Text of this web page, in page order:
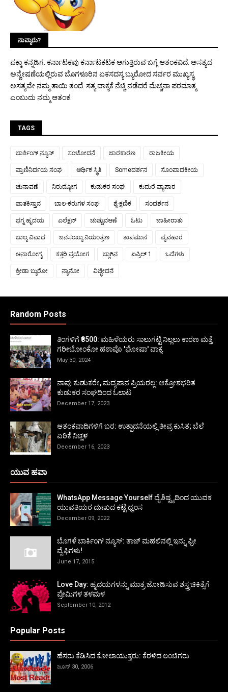
ನಾವ್ಯಾರು?
ಪಕ್ಕಾ ಕನ್ನಡಿಗ. ಕರ್ನಾಟಕವು ಕರ್ನಾಟಕಟಕ ಆಗುತ್ತಿರುವ ಬಗ್ಗೆ ಆತಂಕವಿದೆ. ಅಸತ್ಯದ
ಅನ್ವೇಷಣೆಯಲ್ಲಿರುವ ಬೊಗಳೂರಿನ ಏಕಸದಸ್ಯ ಬ್ಯುರೋದ ಸರ್ವರ ಮುಖ್ಯಸ್ಥ.
ಅಸತ್ಯವೇ ನಮ್ಮ ತಾಯಿ ತಂದೆ. ಸತ್ಯ ವಾಕ್ಯಕೆ ನೆಚ್ಚಿ ನಡೆದರೆ ಮೆಚ್ಚನಾ ಪರಮಾತ್ಮ
ಎಂಬುದು ನಮ್ಮ ಆತಂಕ.
TAGS
ಬಾರ್ಕಿಂಗ್ ನ್ಯೂಸ್ ಸಂಚೋದನೆ ಜಾರಕಾರಣ ರಾಜಕೀಯ
ಪ್ರಾಣಿನಿರ್ದಯ ಸಂಘ ಆರ್ಥಿಕ ಸ್ಥಿತಿ Someದರ್ಶನ ಸೊಂಪಾದಕೀಯ
ಚುನಾವಣೆ ನಿರುದ್ಯೋಗ ಕುಡುಕರ ಸಂಘ ಕುದುರೆ ವ್ಯಾಪಾರ
ಪಾತಕಿಸ್ತಾನ ಬಾಲ-ಕರುಗಳ ಸಂಘ ಶೈ-ಕ್ಷಣಿಕ ಸಂದರ್ಶನ
ಭಗ್ನ ಹೃದಯ ಎಲೆಕ್ಷನ್ ಚುಚ್ಚುವಆಣೆ ಓಟು ಜಾಹೀರಾತು
ಬಾಲ್ಯ ವಿವಾದ ಜನಸಂಖ್ಯಾ ನಿಯಂತ್ರಣ ತಾಪಮಾನ ವ್ಯವಹಾರ
ಅನಾರೋಗ್ಯ ಕತ್ತರಿ ಪ್ರಯೋಗ ಬ್ಲಾಗಿನ ಏಪ್ರಿಲ್ 1 ಒದೆಗಳು
ಕ್ರೀಡಾ ಬ್ಯುರೋ ನ್ಯಾನೋ ವಿಚ್ಛೇದನೆ
Random Posts
ತಿಂಗಳಿಗೆ ₹8500: ಮಹಿಳೆಯರು ಸಾಲುಗಟ್ಟಿ ನಿಲ್ಲಲು ಕಾರಣ ಮತ್ತೆ
ಗರೀಬೋಂಕೋ ಹಠಾವೊ 'ಘೋಷಾ' ವಾಕ್ಯ
May 30, 2024
ನಾವು ಕುಡುಕರೇ, ಮದ್ಯಪಾನ ಪ್ರಿಯರಲ್ಲ: ಆಕ್ರೋಶಭರಿತ
ಕುಡುಕರ ಸಂಘದಿಂದ ಓಲಾಟ
December 17, 2023
ಆತಂಕವಾದಿಗಳಿಗೆ ಬರ: ಉತ್ಪಾದನೆಯಲ್ಲಿ ತೀವ್ರ ಕುಸಿತ; ಬೆಲೆ
ಏರಿಕೆ ನಿಚ್ಚಳ
December 16, 2023
ಯುವ ಹವಾ
WhatsApp Message Yourself ವೈಶಿಷ್ಟ್ಯದಿಂದ ಯುವಕ
ಯುವತಿಯರ ದುಃಖದ ಕಟ್ಟೆ ಧ್ವಂಸ
December 09, 2022
ಬೊಗಳೆ ಬಾರ್ಕಿಂಗ್ ನ್ಯೂಸ್: ತಾಜ್ ಮಹಲಿನಲ್ಲಿ ಇನ್ನು ಫ್ರೀ
ವೈಫಿಗಳು!
June 17, 2015
Love Day: ಹೃದಯಗಳನ್ನು ಮಾತ್ರ ಜೋಡಿಸುವ ಶಸ್ತ್ರಚಿಕಿತ್ಸೆಗೆ
ಪ್ರೇಮಿಗಳ ತಳಮಳ
September 10, 2012
Popular Posts
ಹೆಸರು ಕೆಡಿಸಿದ ಕೋಲಾಯುಕ್ತರು: ಕೆರಳಿದ ಲಂಚಿಗರು
ಜೂನ್ 30, 2006